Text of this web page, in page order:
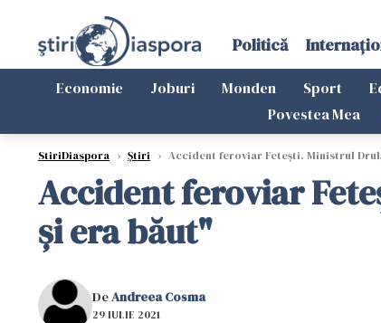
Politică
Economie Joburi Monden Sport
Povestea Mea
StiriDiaspora › Știri › Accident feroviar Fetești. Ministrul
Accident feroviar
și era băut"
DeAndreea Cosma
29 IULIE 2021